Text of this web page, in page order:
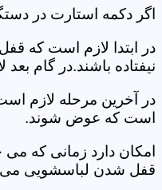
اگر دکمه استارت در
در ابتدا لازم است که
نیفتاده باشند.در گام
در آخرین مرحله لازم
است که عوض شوند.
امکان دارد زمانی که
قفل شدن لباسشویی می